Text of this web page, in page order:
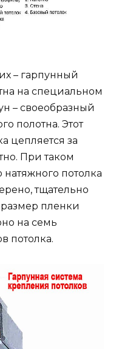
– гарпунный
на специальном
– своеобразный
полотна. Этот
цепляется за
При таком
потолка
тщательно
пленки
на семь
потолка.